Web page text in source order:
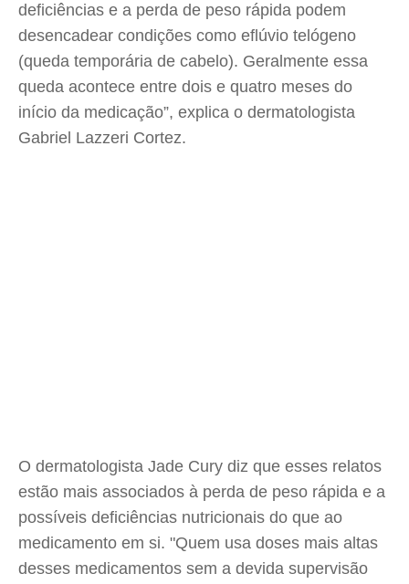
deficiências e a perda de peso rápida podem
desencadear condições como eflúvio telógeno
(queda temporária de cabelo). Geralmente essa
queda acontece entre dois e quatro meses do
início da medicação”, explica o dermatologista
Gabriel Lazzeri Cortez.
O dermatologista Jade Cury diz que esses relatos
estão mais associados à perda de peso rápida e a
possíveis deficiências nutricionais do que ao
medicamento em si. "Quem usa doses mais altas
desses medicamentos sem a devida supervisão